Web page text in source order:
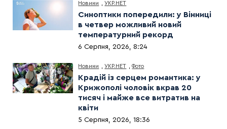
Новини ,УКР.НЕТ
Синоптики попередили: у Вінниці
в четвер можливий новий
температурний рекорд
6 Серпня, 2026, 8:24
Новини ,УКР.НЕТ ,Фото
Крадій із серцем романтика: у
Крижополі чоловік вкрав 20
тисяч і майже все витратив на
квіти
5 Серпня, 2026, 18:36